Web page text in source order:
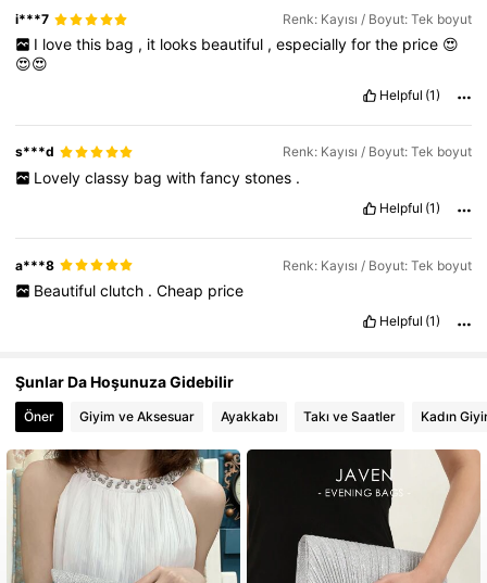
4,91 8.1K Takipçiler
i***7 Renk: Kayısı / Boyut: Tek boyut
I love this bag , it looks beautiful , especially for the price 😍
😍😍
Helpful (1)
s***d Renk: Kayısı / Boyut: Tek boyut
Lovely classy bag with fancy stones .
Helpful (1)
a***8 Renk: Kayısı / Boyut: Tek boyut
Beautiful clutch . Cheap price
Helpful (1)
Şunlar Da Hoşunuza Gidebilir
Öner Giyim ve Aksesuar Ayakkabı Takı ve Saatler Kadın